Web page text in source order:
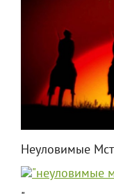
Неуловимые